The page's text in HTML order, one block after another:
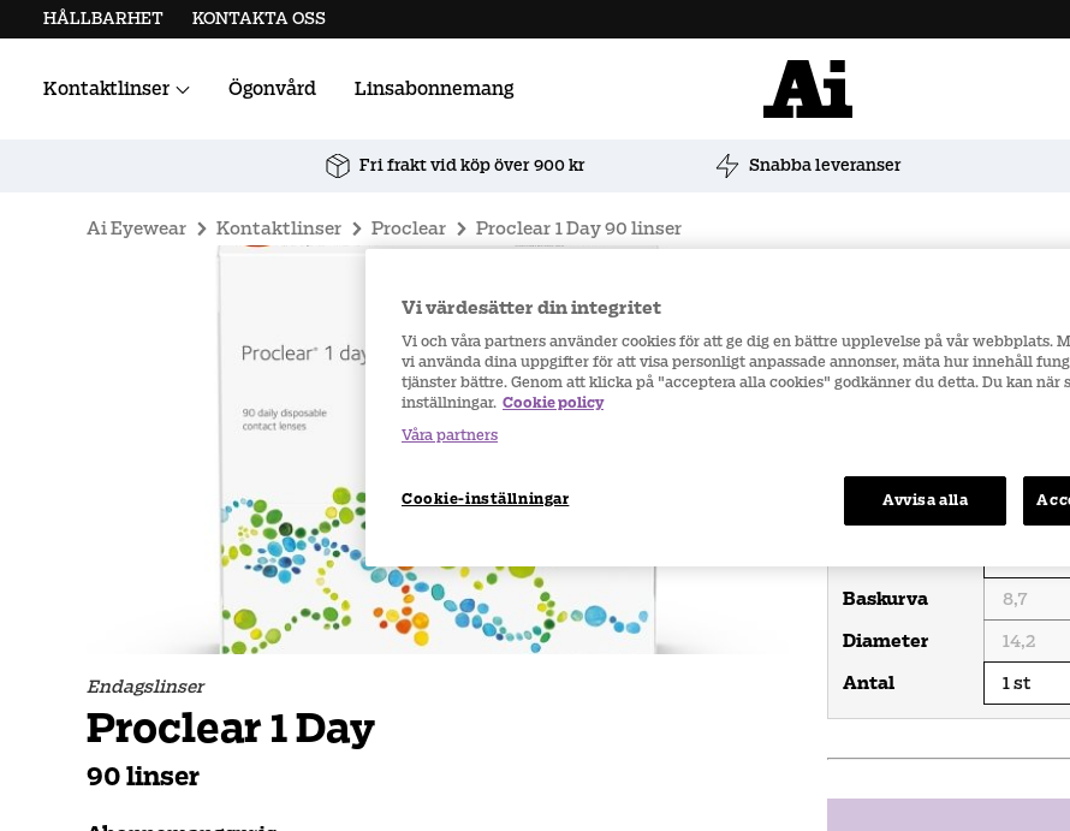
HÅLLBARHET KONTAKTA OSS
Kontaktlinser
Linstillbehör
Ögonvård Linsabonnemang
Fri frakt vid köp över 900 kr Snabba leveranser
Ai Eyewear Kontaktlinser Proclear Proclear 1 Day 90 linser
Endagslinser
Proclear 1 Day
90 linser
Styckköp
Höger öga
Baskurva
Diameter
Antal
Vi värdesätter din integritet
Vi och våra partners använder cookies för att ge dig en bättre upplevelse på vår webbplats.
vi använda dina uppgifter för att visa personligt anpassade annonser, mäta hur innehåll
tjänster bättre. Genom att klicka på "acceptera alla cookies" godkänner du detta. Du kan när
inställningar. Cookie policy
Våra partners
Cookie-inställningar Avvisa alla